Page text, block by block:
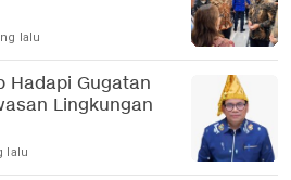
lalu
Hadapi Gugatan
Lingkungan
lalu